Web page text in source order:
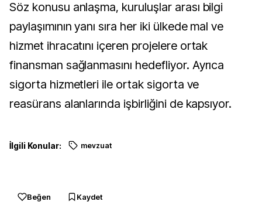
Söz konusu anlaşma, kuruluşlar arası bilgi
paylaşımının yanı sıra her iki ülkede mal ve
hizmet ihracatını içeren projelere ortak
finansman sağlanmasını hedefliyor. Ayrıca
sigorta hizmetleri ile ortak sigorta ve
reasürans alanlarında işbirliğini de kapsıyor.
İlgili Konular: mevzuat
Beğen Kaydet